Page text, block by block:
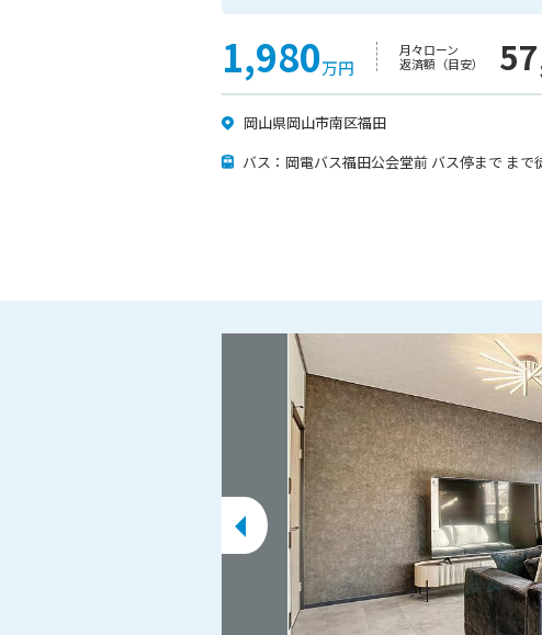
1,980万円
月々ローン
返済額（目安）
岡山県岡山市南区福田
バス：岡電バス福田公会堂前 バス停まで まで